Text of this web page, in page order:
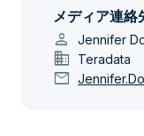
メディア連絡
person Jennifer
domain Teradata
mail